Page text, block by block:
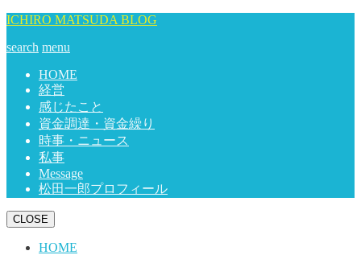
ICHIRO MATSUDA BLOG
search menu
HOME
経営
感じたこと
資金調達・資金繰り
時事・ニュース
私事
Message
松田一郎プロフィール
CLOSE
HOME